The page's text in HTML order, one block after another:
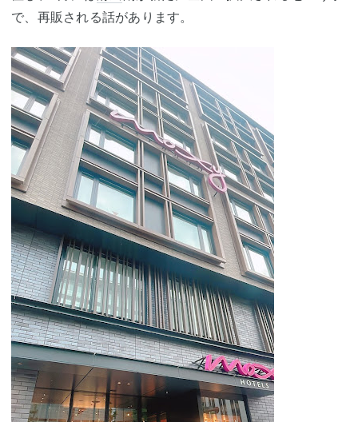
で、再販される話があります。